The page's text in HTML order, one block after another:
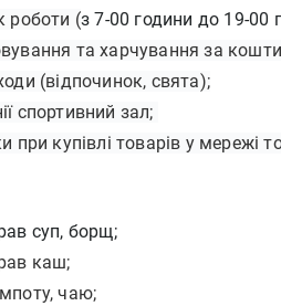
роботи (з 7-00 години до 19-00
та харчування за кошти
(відпочинок, свята);
спортивний зал;
при купівлі товарів у мережі
суп, борщ;
каш;
чаю;